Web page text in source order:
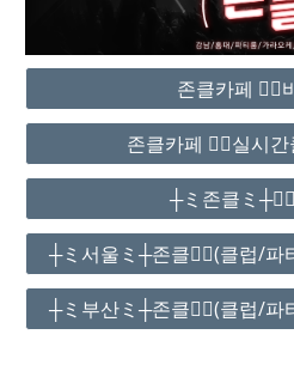
존클카페 ❤️‍🔥
존클카페 ❤️‍🔥실시
┼ミ존클ミ
┼ミ서울ミ┼존클❤️‍🔥(클럽/파
┼ミ부산ミ┼존클❤️‍🔥(클럽/파